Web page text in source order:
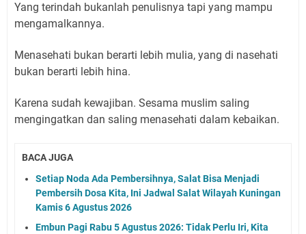
Yang terindah bukanlah penulisnya tapi yang mampu
mengamalkannya.
Menasehati bukan berarti lebih mulia, yang di nasehati
bukan berarti lebih hina.
Karena sudah kewajiban. Sesama muslim saling
mengingatkan dan saling menasehati dalam kebaikan.
BACA JUGA
Setiap Noda Ada Pembersihnya, Salat Bisa Menjadi
Pembersih Dosa Kita, Ini Jadwal Salat Wilayah Kuningan
Kamis 6 Agustus 2026
Embun Pagi Rabu 5 Agustus 2026: Tidak Perlu Iri, Kita